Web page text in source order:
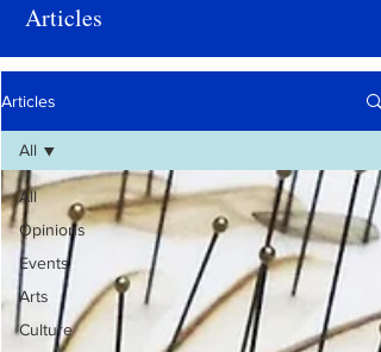
Articles
Articles
All
Opinions
Events
Arts
Culture
All